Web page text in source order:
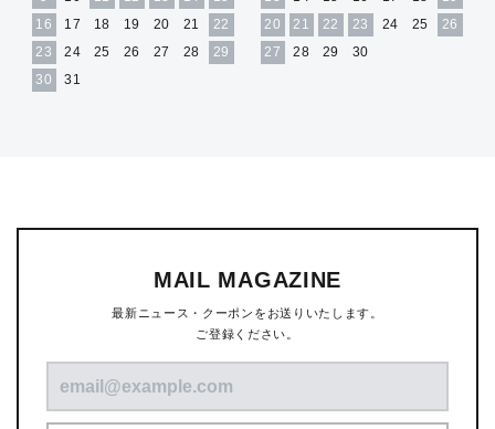
16
17 18 19 20 21
22
23
24 25 26 27 28
29
30
31
20
21 22 23 24 25
26
27
28 29 30
MAIL MAGAZINE
最新ニュース・クーポンをお送りいたします。
ご登録ください。